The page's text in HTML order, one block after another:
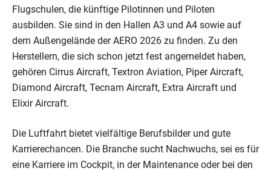
Flugschulen, die künftige Pilotinnen und Piloten
ausbilden. Sie sind in den Hallen A3 und A4 sowie auf
dem Außengelände der AERO 2026 zu finden. Zu den
Herstellern, die sich schon jetzt fest angemeldet haben,
gehören Cirrus Aircraft, Textron Aviation, Piper Aircraft,
Diamond Aircraft, Tecnam Aircraft, Extra Aircraft und
Elixir Aircraft.
Die Luftfahrt bietet vielfältige Berufsbilder und gute
Karrierechancen. Die Branche sucht Nachwuchs, sei es für
eine Karriere im Cockpit, in der Maintenance oder bei den